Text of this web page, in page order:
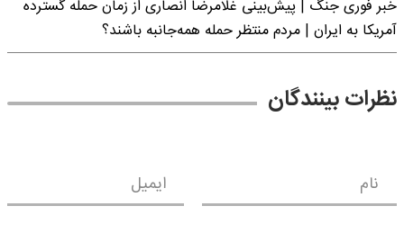
خبر فوری جنگ | پیش‌بینی غلامرضا انصاری از زمان حمله گسترده
آمریکا به ایران | مردم منتظر حمله همه‌جانبه باشند؟
نظرات بینندگان
نام ایمیل